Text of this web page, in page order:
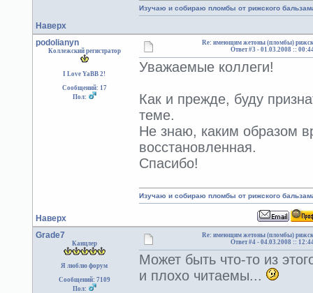
Наверх
Изучаю и собираю пломбы от рижского
podolianyn
Коллежский регистратор
I Love YaBB 2!
Сообщений: 17
Пол:
Re: имеющим жетоны (пломбы)
Ответ #3 -01.03.2008 ::
Уважаемые коллеги!
Как и прежде, буду
теме.
Не знаю, каким образом
восстановленная.
Спасибо!
Наверх
Изучаю и собираю пломбы от рижского
Grade7
Канцлер
Я люблю форум
Сообщений: 7109
Пол:
Re: имеющим жетоны (пломбы)
Ответ #4 -04.03.2008 ::
Может быть что-то из
и плохо читаемы...